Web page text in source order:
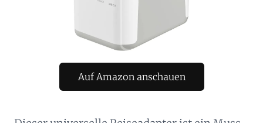
Auf Amazon anschauen